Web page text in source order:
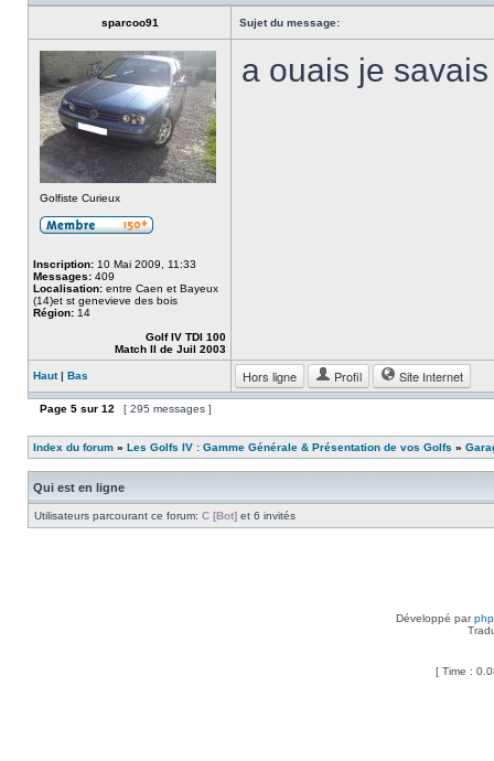
sparcoo91 Sujet du message:
Golfiste Curieux
Inscription: 10 Mai 2009, 11:33
Messages: 409
Localisation: entre Caen et Bayeux
(14)et st genevieve des bois
Région: 14
Golf IV TDI 100
Match II de Juil 2003
a ouais je
Haut| Bas Hors ligne Profil Site Internet
Page 5 sur 12 [ 295 messages ]
Index du forum » Les Golfs IV : Gamme Générale & Présentation de vos Golfs »
Qui est en ligne
Utilisateurs parcourant ce forum: C [Bot] et 6 invités
Développé par
[ Time :